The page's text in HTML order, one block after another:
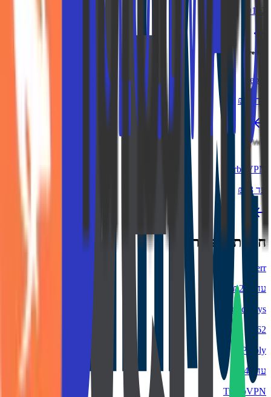
₪162
Preply
עד ₪44
TurboVPN
עד ₪43
חנויות פופולריות
Fiverr
עד ₪225
Cloudways
₪162
Preply
עד ₪44
TurboVPN